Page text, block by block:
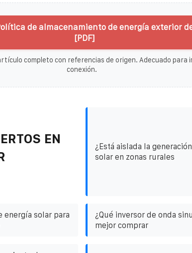
de almacenamiento de energía exterior
[PDF]
completo con referencias de origen. Adecuado para
conexión.
EN
¿Está aislada la
solar en zonas rurales
energía solar para
¿Qué inversor de onda
mejor comprar